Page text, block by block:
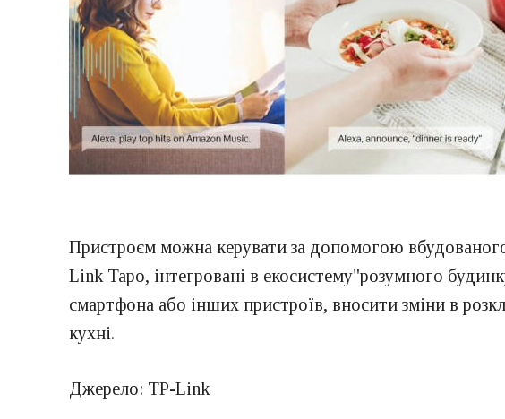
Пристроєм можна керувати за допомогою
Link Tapo, інтегровані в екосистему"розумного
смартфона або інших пристроїв, вносити зміни в
кухні.
Джерело: TP-Link